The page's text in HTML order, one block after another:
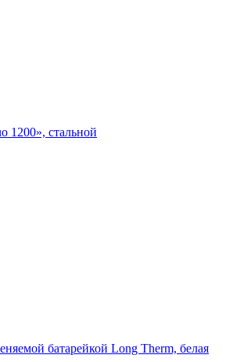
1200», стальной
батарейкой Long Therm, белая